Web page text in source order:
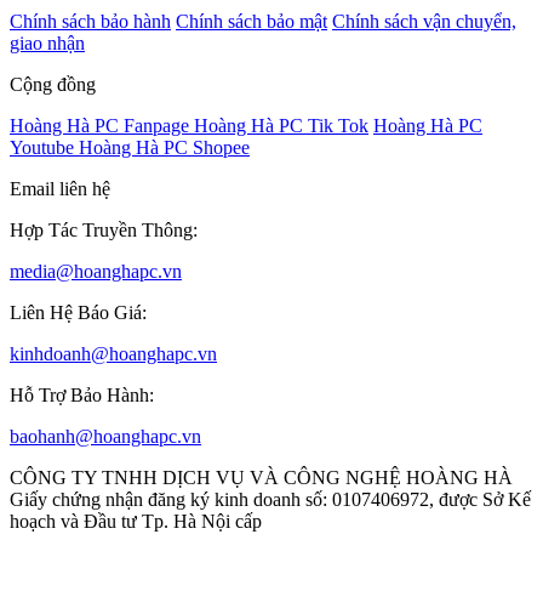
Chính sách bảo hành Chính sách bảo mật Chính sách vận chuyển,
giao nhận
Cộng đồng
Hoàng Hà PC Fanpage Hoàng Hà PC Tik Tok Hoàng Hà PC
Youtube Hoàng Hà PC Shopee
Email liên hệ
Hợp Tác Truyền Thông:
media@hoanghapc.vn
Liên Hệ Báo Giá:
kinhdoanh@hoanghapc.vn
Hỗ Trợ Bảo Hành:
baohanh@hoanghapc.vn
CÔNG TY TNHH DỊCH VỤ VÀ CÔNG NGHỆ HOÀNG HÀ
Giấy chứng nhận đăng ký kinh doanh số: 0107406972, được Sở Kế
hoạch và Đầu tư Tp. Hà Nội cấp